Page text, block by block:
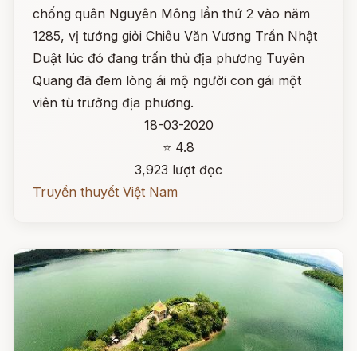
chống quân Nguyên Mông lần thứ 2 vào năm
1285, vị tướng giỏi Chiêu Văn Vương Trần Nhật
Duật lúc đó đang trấn thủ địa phương Tuyên
Quang đã đem lòng ái mộ người con gái một
viên tù trưởng địa phương.
18-03-2020
⭐ 4.8
3,923 lượt đọc
Truyền thuyết Việt Nam